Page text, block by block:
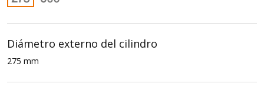
Diámetro externo del cilindro
275 mm